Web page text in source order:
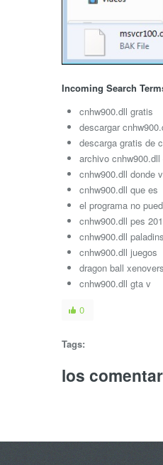
Incoming Search
cnhw900.dll gratis
descargar
descarga gratis de
archivo
cnhw900.dll donde
cnhw900.dll que es
el programa no
cnhw900.dll pes
cnhw900.dll paladins
cnhw900.dll juegos
dragon ball
cnhw900.dll gta v
0
Tags:
los